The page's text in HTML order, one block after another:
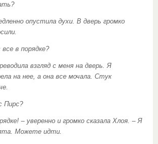
опустила духи. В дверь громко
в порядке?
взгляд с меня на дверь. Я
на нее, а она все мочала. Стук
Пирс?
– уверенно и громко сказала Хлоя. – Я
Можете идти.